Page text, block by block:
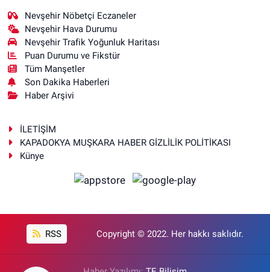
Nevşehir Nöbetçi Eczaneler
Nevşehir Hava Durumu
Nevşehir Trafik Yoğunluk Haritası
Puan Durumu ve Fikstür
Tüm Manşetler
Son Dakika Haberleri
Haber Arşivi
İLETİŞİM
KAPADOKYA MUŞKARA HABER GİZLİLİK POLİTİKASI
Künye
RSS Copyright © 2022. Her hakkı saklıdır.